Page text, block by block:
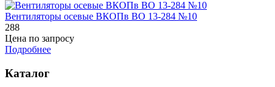
Вентиляторы осевые ВКОПв ВО 13-284 №10
288
Цена по запросу
Подробнее
Каталог